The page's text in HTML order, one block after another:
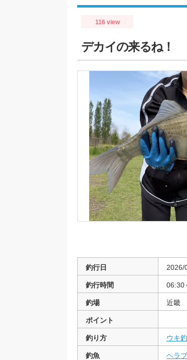
116 view
デカイの来るね！
釣行日 2026/
釣行時間 06:30
釣場 近畿
ポイント
釣り方 ウキ
釣魚 ヘラ